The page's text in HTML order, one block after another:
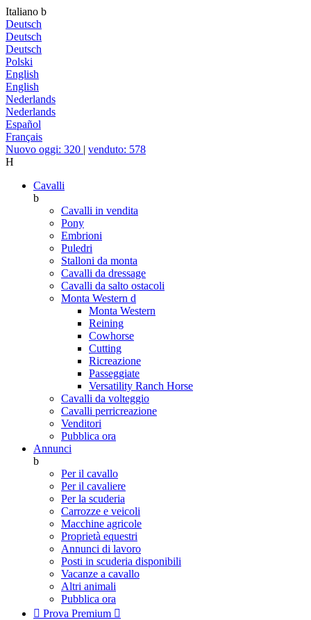
Italiano b
Deutsch
Deutsch
Deutsch
Polski
English
English
Nederlands
Nederlands
Español
Français
Nuovo oggi: 320 | venduto: 578
H
Cavalli
b
Cavalli in vendita
Pony
Embrioni
Puledri
Stalloni da monta
Cavalli da dressage
Cavalli da salto ostacoli
Monta Western d
Monta Western
Reining
Cowhorse
Cutting
Ricreazione
Passeggiate
Versatility Ranch Horse
Cavalli da volteggio
Cavalli perricreazione
Venditori
Pubblica ora
Annunci
b
Per il cavallo
Per il cavaliere
Per la scuderia
Carrozze e veicoli
Macchine agricole
Proprietà equestri
Annunci di lavoro
Posti in scuderia disponibili
Vacanze a cavallo
Altri animali
Pubblica ora
 Prova Premium 